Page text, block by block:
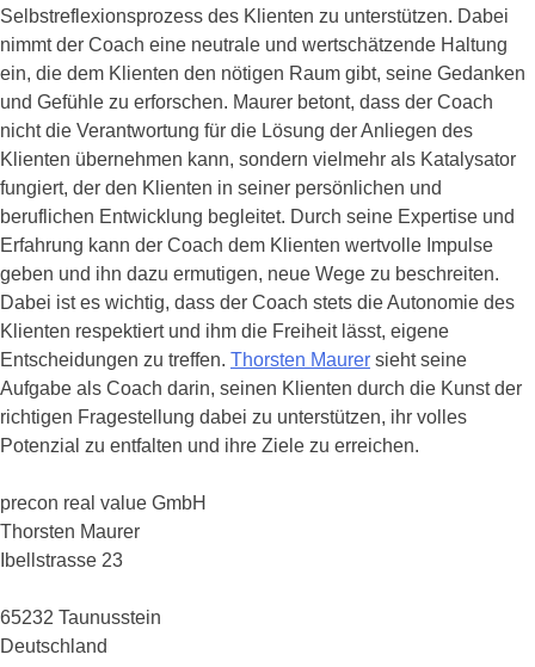
Selbstreflexionsprozess des Klienten zu unterstützen. Dabei
nimmt der Coach eine neutrale und wertschätzende Haltung
ein, die dem Klienten den nötigen Raum gibt, seine Gedanken
und Gefühle zu erforschen. Maurer betont, dass der Coach
nicht die Verantwortung für die Lösung der Anliegen des
Klienten übernehmen kann, sondern vielmehr als Katalysator
fungiert, der den Klienten in seiner persönlichen und
beruflichen Entwicklung begleitet. Durch seine Expertise und
Erfahrung kann der Coach dem Klienten wertvolle Impulse
geben und ihn dazu ermutigen, neue Wege zu beschreiten.
Dabei ist es wichtig, dass der Coach stets die Autonomie des
Klienten respektiert und ihm die Freiheit lässt, eigene
Entscheidungen zu treffen. Thorsten Maurer sieht seine
Aufgabe als Coach darin, seinen Klienten durch die Kunst der
richtigen Fragestellung dabei zu unterstützen, ihr volles
Potenzial zu entfalten und ihre Ziele zu erreichen.
precon real value GmbH
Thorsten Maurer
Ibellstrasse 23
65232 Taunusstein
Deutschland